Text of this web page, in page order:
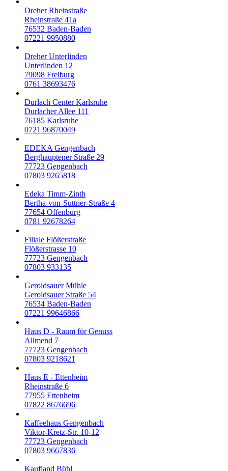
Dreher Rheinstraße
Rheinstraße 41a
76532 Baden-Baden
07221 9950880
Dreher Unterlinden
Unterlinden 12
79098 Freiburg
0761 38693476
Durlach Center Karlsruhe
Durlacher Allee 111
76185 Karlsruhe
0721 96870049
EDEKA Gengenbach
Berghauptener Straße 29
77723 Gengenbach
07803 9265818
Edeka Timm-Zinth
Bertha-von-Suttner-Straße 4
77654 Offenburg
0781 92678264
Filiale Flößerstraße
Flößerstrasse 10
77723 Gengenbach
07803 933135
Geroldsauer Mühle
Geroldsauer Straße 54
76534 Baden-Baden
07221 99646866
Haus D - Raum für Genuss
Allmend 7
77723 Gengenbach
07803 9218621
Haus E - Ettenheim
Rheinstraße 6
77955 Ettenheim
07822 8676696
Kaffeehaus Gengenbach
Viktor-Kretz-Str. 10-12
77723 Gengenbach
07803 9667836
Kaufland Bühl